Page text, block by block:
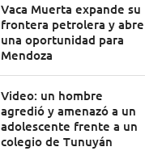
Vaca Muerta expande su
frontera petrolera y abre
una oportunidad para
Mendoza
Video: un hombre
agredió y amenazó a un
adolescente frente a un
colegio de Tunuyán